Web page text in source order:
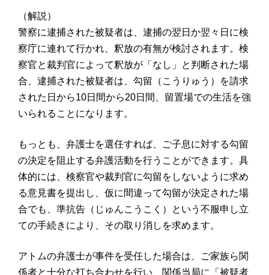
（解説）
警察に逮捕された被疑者は、逮捕の翌日か翌々日に検
察庁に連れて行かれ、釈放の有無が検討されます。検
察官と裁判官によって釈放が「なし」と判断された場
合、逮捕された被疑者は、勾留（こうりゅう）を請求
された日から10日間から20日間、留置場での生活を強
いられることになります。
もっとも、弁護士を選任すれば、ご子息に対する勾留
の決定を阻止する弁護活動を行うことができます。具
体的には、検察官や裁判官に勾留をしないように求め
る意見書を提出し、仮に間違って勾留が決定された場
合でも、準抗告（じゅんこうこく）という不服申し立
ての手続きにより、その取り消しを求めます。
アトムの弁護士が事件を受任した場合は、ご家族ら関
係者と十分な打ち合わせを行い、関係当局に「被疑者